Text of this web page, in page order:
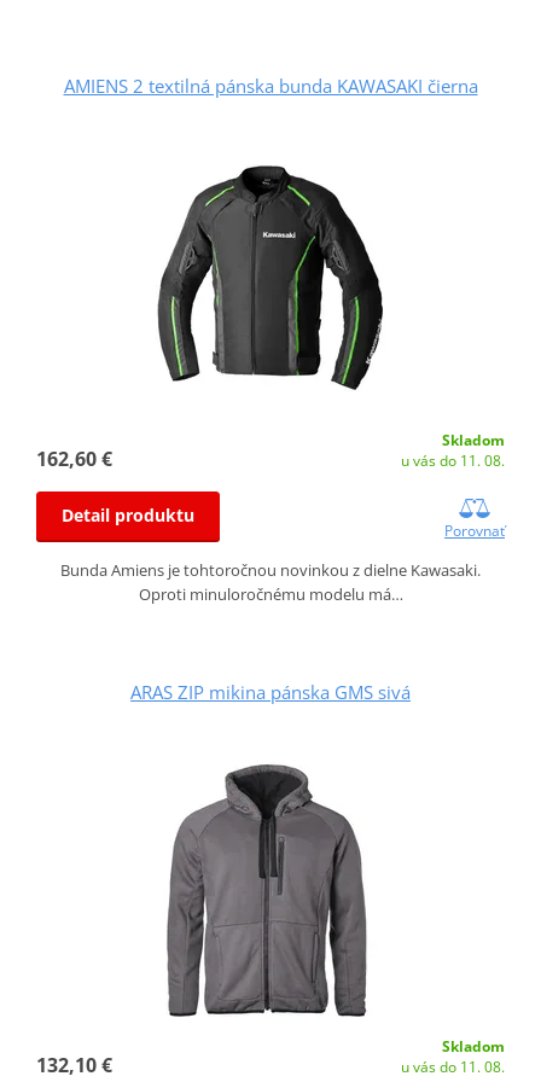
AMIENS 2 textilná pánska bunda KAWASAKI čierna
162,60 €
Skladom
u vás do 11. 08.
Detail produktu
Porovnať
Bunda Amiens je tohtoročnou novinkou z dielne Kawasaki.
Oproti minuloročnému modelu má…
ARAS ZIP mikina pánska GMS sivá
132,10 €
Skladom
u vás do 11. 08.